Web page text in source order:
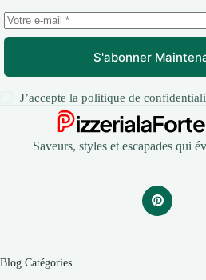
S'abonner
J’accepte lapolitique de
Saveurs, styles et escapades qui
Blog Catégories